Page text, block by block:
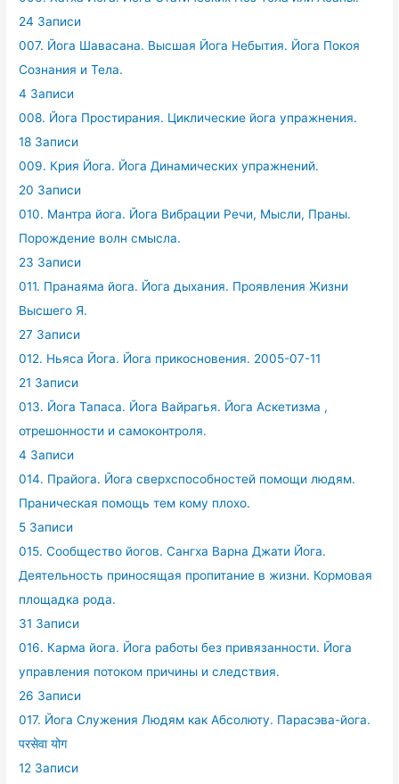
24 Записи
007. Йога Шавасана. Высшая Йога Небытия. Йога Покоя
Сознания и Тела.
4 Записи
008. Йога Простирания. Циклические йога упражнения.
18 Записи
009. Крия Йога. Йога Динамических упражнений.
20 Записи
010. Мантра йога. Йога Вибрации Речи, Мысли, Праны.
Порождение волн смысла.
23 Записи
011. Пранаяма йога. Йога дыхания. Проявления Жизни
Высшего Я.
27 Записи
012. Ньяса Йога. Йога прикосновения. 2005-07-11
21 Записи
013. Йога Тапаса. Йога Вайрагья. Йога Аскетизма ,
отрешонности и самоконтроля.
4 Записи
014. Прайога. Йога сверхспособностей помощи людям.
Праническая помощь тем кому плохо.
5 Записи
015. Сообщество йогов. Сангха Варна Джати Йога.
Деятельность приносящая пропитание в жизни. Кормовая
площадка рода.
31 Записи
016. Карма йога. Йога работы без привязанности. Йога
управления потоком причины и следствия.
26 Записи
017. Йога Служения Людям как Абсолюту. Парасэва-йога.
परसेवा योग
12 Записи